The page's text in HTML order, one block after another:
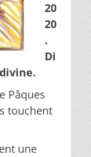
20
20
.
Di
Pâques
touchent
une